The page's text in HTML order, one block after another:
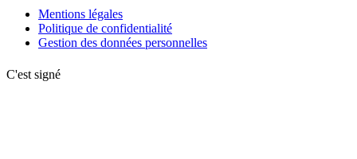
Mentions légales
Politique de confidentialité
Gestion des données personnelles
C'est signé